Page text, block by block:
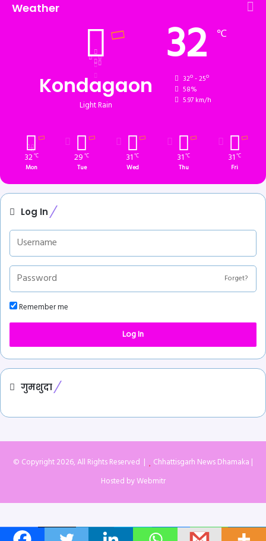
Weather
Kondagaon
Light Rain
32 ℃
32º - 25º
58%
5.97 km/h
32 ℃
Mon
29 ℃
Tue
31 ℃
Wed
31 ℃
Thu
31 ℃
Fri
Log In
Forget?
Remember me
Log In
गुमशुदा
© Copyright 2026, All Rights Reserved | Chhattisgarh News Dhamaka |
Hosted byWebmitr